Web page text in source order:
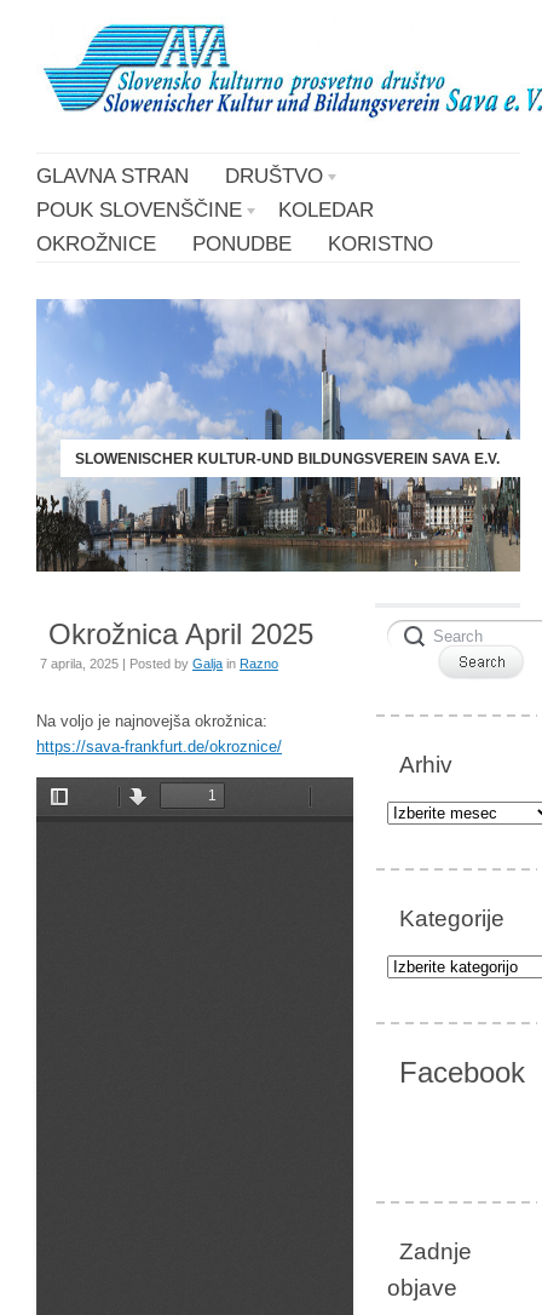
GLAVNA STRAN
DRUŠTVO
POUK SLOVENŠČINE
KOLEDAR
OKROŽNICE
PONUDBE KORISTNO
SLOWENISCHER KULTUR-UND BILDUNGSVEREIN SAVA E.V.
Okrožnica April 2025
7 aprila, 2025 | Posted by Galja in Razno
Na voljo je najnovejša okrožnica:
https://sava-frankfurt.de/okroznice/
Arhiv
Arhiv
Kategorije
Kategorije
Facebook
Zadnje
objave